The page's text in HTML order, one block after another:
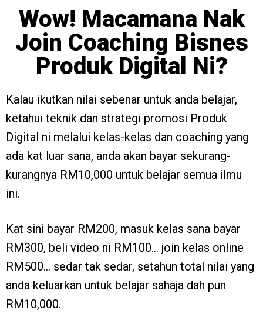
Wow! Macamana Nak
Join Coaching Bisnes
Produk Digital Ni?
Kalau ikutkan nilai sebenar untuk anda belajar,
ketahui teknik dan strategi promosi Produk
Digital ni melalui kelas-kelas dan coaching yang
ada kat luar sana, anda akan bayar sekurang-
kurangnya RM10,000 untuk belajar semua ilmu
ini.
Kat sini bayar RM200, masuk kelas sana bayar
RM300, beli video ni RM100… join kelas online
RM500… sedar tak sedar, setahun total nilai yang
anda keluarkan untuk belajar sahaja dah pun
RM10,000.